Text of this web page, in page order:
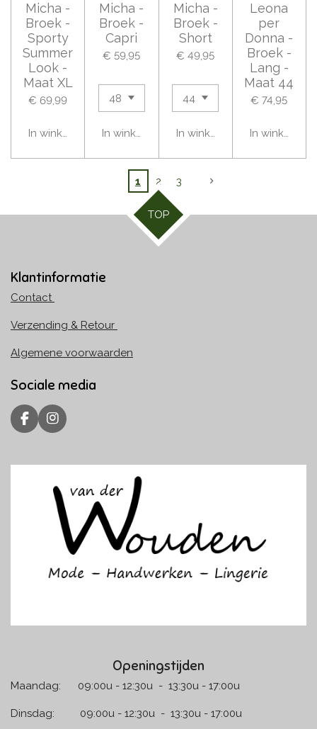
Micha -
Broek -
Sporty
Summer
Look -
Maat XL
€ 69,99
In winkelwagen
Micha -
Broek -
Capri
€ 59,95
In winkelwagen
Micha -
Broek -
Short
€ 49,95
In winkelwagen
Leona
per
Donna -
Broek -
Lang -
Maat 44
€ 74,95
In
1 2 3
TOP
Klantinformatie
Contact
Verzending & Retour
Algemene voorwaarden
Sociale media
F
a
e
I
n
t
g
r
a
m
Openingstijden
Maandag: 09:00u - 12:30u - 13:30u - 17:00u
Dinsdag: 09:00u - 12:30u - 13:30u - 17:00u